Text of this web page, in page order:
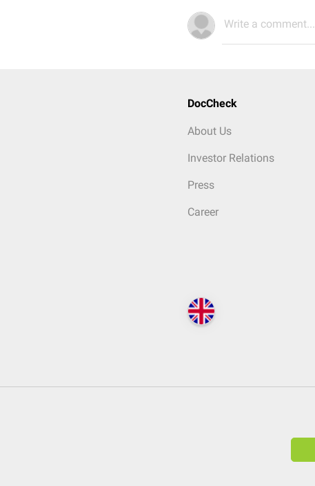
Write a comment...
DocCheck
About Us
Investor Relations
Press
Career